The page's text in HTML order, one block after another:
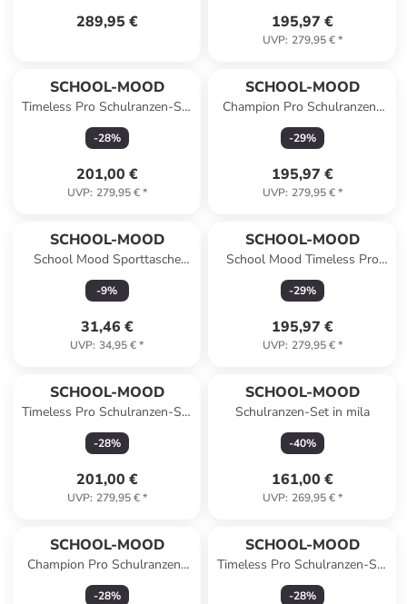
289,95 € 195,97 €
UVP: 279,95 €*
SCHOOL-MOOD
Timeless Pro Schulranzen-Set
7-teilig in Meerjungfrau
-28%
201,00 €
UVP: 279,95 €*
SCHOOL-MOOD
Champion Pro Schulranzen-
Set 7-teilig in Dinosaurier
-29%
195,97 €
UVP: 279,95 €*
SCHOOL-MOOD
School Mood Sporttasche
Kitty Pink
-9%
31,46 €
UVP: 34,95 €*
SCHOOL-MOOD
School Mood Timeless Pro
Ella (Pony), 7-tlg.
Schulranzenset
-29%
195,97 €
UVP: 279,95 €*
SCHOOL-MOOD
Timeless Pro Schulranzen-Set
7-teilig in Pony
-28%
201,00 €
UVP: 279,95 €*
SCHOOL-MOOD
Schulranzen-Set in mila
-40%
161,00 €
UVP: 269,95 €*
SCHOOL-MOOD
Champion Pro Schulranzen-
Set 7-teilig in Wolf
-28%
SCHOOL-MOOD
Timeless Pro Schulranzen-Set
7-teilig in Kätzchen
-28%